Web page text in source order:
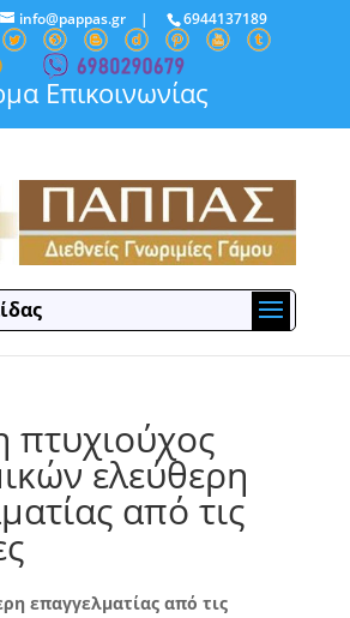
info@pappas.gr| 6944137189
Επικοινωνίας
πτυχιούχος
ελεύθερη
από τις
επαγγελματίας από τις